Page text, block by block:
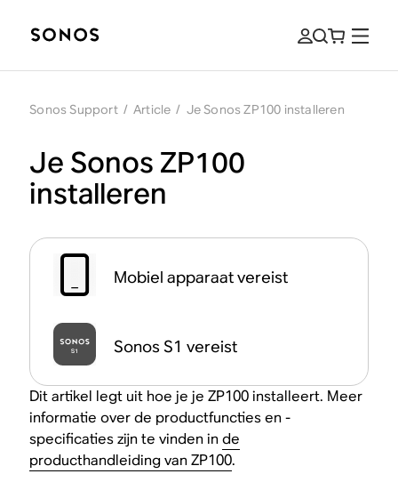
Sonos Support / Article / Je Sonos ZP100 installeren
Je Sonos ZP100
installeren
Mobiel apparaat vereist
Sonos S1 vereist
Dit artikel legt uit hoe je je ZP100 installeert. Meer
informatie over de productfuncties en -
specificaties zijn te vinden inde
producthandleiding van ZP100.